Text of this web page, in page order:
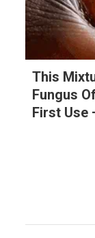
This
Fungus
First Use